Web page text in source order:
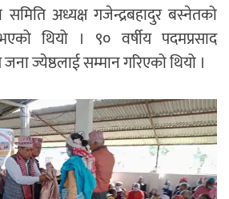
समिति अध्यक्ष गजेन्द्रबहादुर बस्नेतको
थियो । ९० वर्षीय पदमप्रसाद
ज्येष्ठलाई सम्मान गरिएको थियो ।